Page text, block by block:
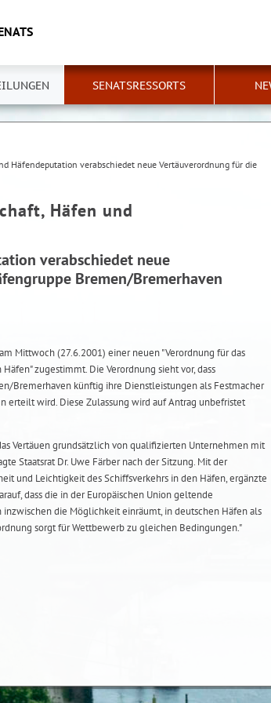
SENATSRESSORTS
Häfendeputation verabschiedet neue Vertäuverordnung für die
Häfen und
verabschiedet neue
Bremen/Bremerhaven
Mittwoch (27.6.2001) einer neuen "Verordnung für das
zugestimmt. Die Verordnung sieht vor, dass
Bremerhaven künftig ihre Dienstleistungen als Festmacher
erteilt wird. Diese Zulassung wird auf Antrag unbefristet
Vertäuen grundsätzlich von qualifizierten Unternehmen mit
Staatsrat Dr. Uwe Färber nach der Sitzung. Mit der
und Leichtigkeit des Schiffsverkehrs in den Häfen, ergänzte
dass die in der Europäischen Union geltende
die Möglichkeit einräumt, in deutschen Häfen als
sorgt für Wettbewerb zu gleichen Bedingungen."